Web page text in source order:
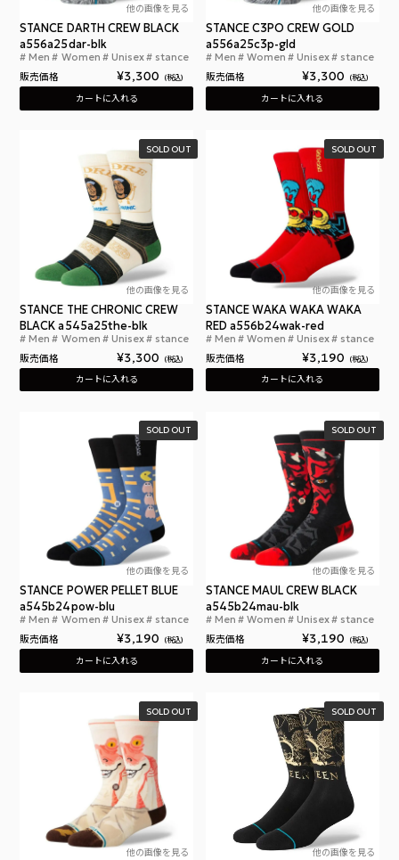
他の画像を見る
スタンスソックス ダースベイダー クルー ブラッ
STANCE DARTH CREW BLACK
a556a25dar-blk
Men Women Unisex stance
販売価格 ¥3,300 税込
カートに入れる
他の画像を見る
STANCE C3PO CREW GOLD
a556a25c3p-gld
Men Women Unisex stance
販売価格 ¥3,300 税込
カートに入れる
他の画像を見る
スタンスソックス ザ クロニック クルー ブラック
STANCE THE CHRONIC CREW
BLACK a545a25the-blk
Men Women Unisex stance
販売価格 ¥3,300 税込
SOLD OUT
カートに入れる
他の画像を見る
STANCE WAKA WAKA WAKA
RED a556b24wak-red
Men Women Unisex stance
販売価格 ¥3,190 税込
SOLD OUT
カートに入れる
他の画像を見る
スタンスソックス パックマン パワー ペレット ク
STANCE POWER PELLET BLUE
a545b24pow-blu
Men Women Unisex stance
販売価格 ¥3,190 税込
SOLD OUT
カートに入れる
他の画像を見る
STANCE MAUL CREW BLACK
a545b24mau-blk
Men Women Unisex stance
販売価格 ¥3,190 税込
SOLD OUT
カートに入れる
他の画像を見る
SOLD OUT
他の画像を見る
SOLD OUT